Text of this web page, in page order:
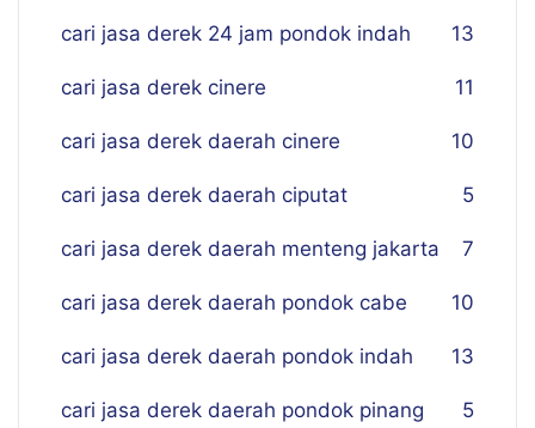
cari jasa derek 24 jam pondok indah 13
cari jasa derek cinere 11
cari jasa derek daerah cinere 10
cari jasa derek daerah ciputat 5
cari jasa derek daerah menteng jakarta 7
cari jasa derek daerah pondok cabe 10
cari jasa derek daerah pondok indah 13
cari jasa derek daerah pondok pinang 5